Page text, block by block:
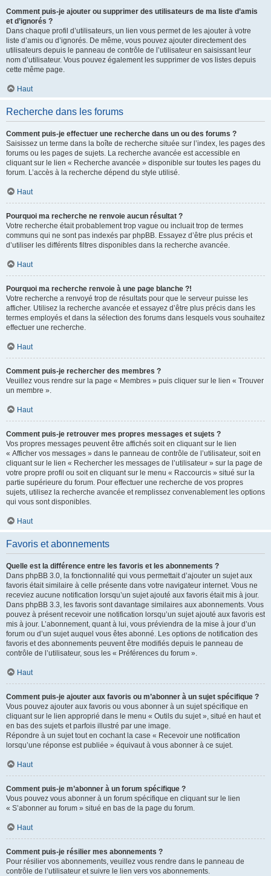
Comment puis-je ajouter ou supprimer des utilisateurs de ma liste d’amis
et d’ignorés ?
Dans chaque profil d’utilisateurs, un lien vous permet de les ajouter à votre
liste d’amis ou d’ignorés. De même, vous pouvez ajouter directement des
utilisateurs depuis le panneau de contrôle de l’utilisateur en saisissant leur
nom d’utilisateur. Vous pouvez également les supprimer de vos listes depuis
cette même page.
Haut
Recherche dans les forums
Comment puis-je effectuer une recherche dans un ou des forums ?
Saisissez un terme dans la boîte de recherche située sur l’index, les pages des
forums ou les pages de sujets. La recherche avancée est accessible en
cliquant sur le lien « Recherche avancée » disponible sur toutes les pages du
forum. L’accès à la recherche dépend du style utilisé.
Haut
Pourquoi ma recherche ne renvoie aucun résultat ?
Votre recherche était probablement trop vague ou incluait trop de termes
communs qui ne sont pas indexés par phpBB. Essayez d’être plus précis et
d’utiliser les différents filtres disponibles dans la recherche avancée.
Haut
Pourquoi ma recherche renvoie à une page blanche ?!
Votre recherche a renvoyé trop de résultats pour que le serveur puisse les
afficher. Utilisez la recherche avancée et essayez d’être plus précis dans les
termes employés et dans la sélection des forums dans lesquels vous souhaitez
effectuer une recherche.
Haut
Comment puis-je rechercher des membres ?
Veuillez vous rendre sur la page « Membres » puis cliquer sur le lien « Trouver
un membre ».
Haut
Comment puis-je retrouver mes propres messages et sujets ?
Vos propres messages peuvent être affichés soit en cliquant sur le lien
« Afficher vos messages » dans le panneau de contrôle de l’utilisateur, soit en
cliquant sur le lien « Rechercher les messages de l’utilisateur » sur la page de
votre propre profil ou soit en cliquant sur le menu « Raccourcis » situé sur la
partie supérieure du forum. Pour effectuer une recherche de vos propres
sujets, utilisez la recherche avancée et remplissez convenablement les options
qui vous sont disponibles.
Haut
Favoris et abonnements
Quelle est la différence entre les favoris et les abonnements ?
Dans phpBB 3.0, la fonctionnalité qui vous permettait d’ajouter un sujet aux
favoris était similaire à celle présente dans votre navigateur internet. Vous ne
receviez aucune notification lorsqu’un sujet ajouté aux favoris était mis à jour.
Dans phpBB 3.3, les favoris sont davantage similaires aux abonnements. Vous
pouvez à présent recevoir une notification lorsqu’un sujet ajouté aux favoris est
mis à jour. L’abonnement, quant à lui, vous préviendra de la mise à jour d’un
forum ou d’un sujet auquel vous êtes abonné. Les options de notification des
favoris et des abonnements peuvent être modifiés depuis le panneau de
contrôle de l’utilisateur, sous les « Préférences du forum ».
Haut
Comment puis-je ajouter aux favoris ou m’abonner à un sujet spécifique ?
Vous pouvez ajouter aux favoris ou vous abonner à un sujet spécifique en
cliquant sur le lien approprié dans le menu « Outils du sujet », situé en haut et
en bas des sujets et parfois illustré par une image.
Répondre à un sujet tout en cochant la case « Recevoir une notification
lorsqu’une réponse est publiée » équivaut à vous abonner à ce sujet.
Haut
Comment puis-je m’abonner à un forum spécifique ?
Vous pouvez vous abonner à un forum spécifique en cliquant sur le lien
« S’abonner au forum » situé en bas de la page du forum.
Haut
Comment puis-je résilier mes abonnements ?
Pour résilier vos abonnements, veuillez vous rendre dans le panneau de
contrôle de l’utilisateur et suivre le lien vers vos abonnements.